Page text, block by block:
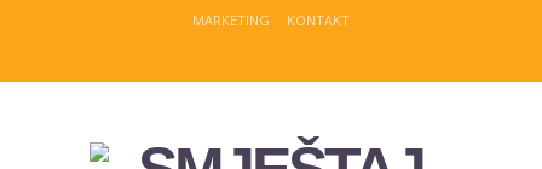
MARKETING KONTAKT